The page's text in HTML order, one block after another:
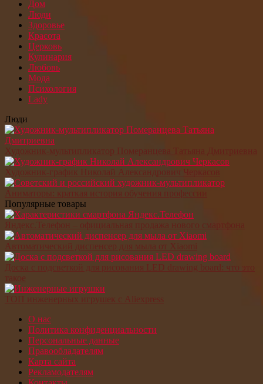
Дом
Люди
Здоровье
Красота
Церковь
Кулинария
Любовь
Мода
Психология
Lady
Люди
Художник-мультипликатор Померанцева Татьяна Дмитриевна
Художник-график Николай Александрович Черкасов
Аниматоры: краткая история обучения профессии
Популярные товары
Яндекс.Телефон – официальная продажа нового смартфона
Автоматический диспенсер для мыла от Xiaomi
Доска с подсветкой для рисования LED drawing board: что это
такое
ТОП инженерных игрушек с Aliexpress
О нас
Политика конфиденциальности
Персональные данные
Правообладателям
Карта сайта
Рекламодателям